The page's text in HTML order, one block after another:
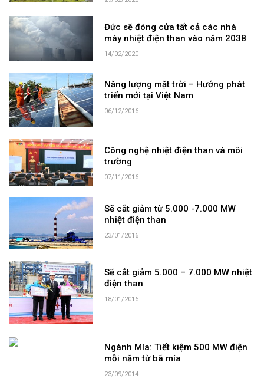
Đức sẽ đóng cửa tất cả các nhà
máy nhiệt điện than vào năm 2038
14/02/2020
Năng lượng mặt trời – Hướng phát
triển mới tại Việt Nam
06/12/2016
Công nghệ nhiệt điện than và môi
trường
07/11/2016
Sẽ cắt giảm từ 5.000 -7.000 MW
nhiệt điện than
23/01/2016
Sẽ cắt giảm 5.000 – 7.000 MW nhiệt
điện than
18/01/2016
Ngành Mía: Tiết kiệm 500 MW điện
mỗi năm từ bã mía
23/09/2014